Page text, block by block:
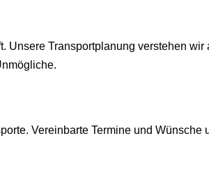
Unsere Transportplanung verstehen wir
Vereinbarte Termine und Wünsche